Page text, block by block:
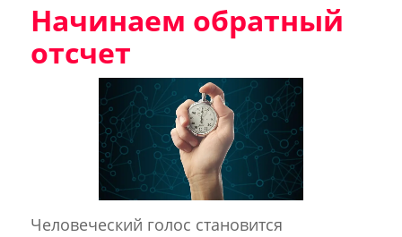
Начинаем обратный
отсчет
Человеческий голос становится